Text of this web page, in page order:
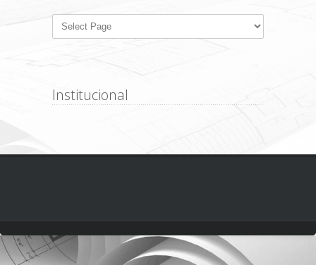
Institucional